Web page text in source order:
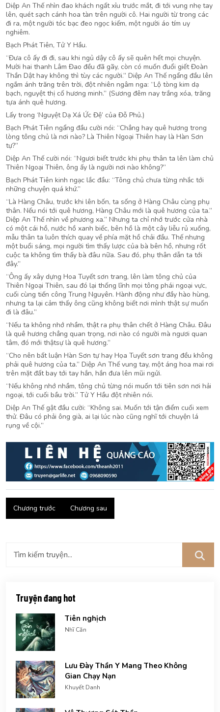
Diệp An Thế nhìn đao khách ngất xỉu trước mắt, đi tới vung nhẹ tay
lên, quét sạch cánh hoa tàn trên người cô. Hai người từ trong các
đi ra, một người tóc bạc đeo ngọc kiếm, một người áo tím uy
nghiêm.
Bạch Phát Tiên, Tử Y Hầu.
“Đưa cô ấy đi đi, sau khi ngủ dậy cô ấy sẽ quên hết mọi chuyện.
Mười hai thanh Lâm Đao đều đã gãy, còn có muốn đuổi giết Đoàn
Thần Dật hay không thì tùy các người.” Diệp An Thế ngẩng đầu lên
ngắm ánh trăng trên trời, đột nhiên ngâm nga: “Lộ tòng kim dạ
bạch, nguyệt thị cố hương minh.” (Sương đêm nay trắng xóa, trăng
tựa ánh quê hương.
Lấy trong ‘Nguyệt Dạ Xá Ức Đệ’ của Đỗ Phủ.)
Bạch Phát Tiên ngẩng đầu cười nói: “Chẳng hay quê hương trong
lòng tông chủ là nơi nào? Là Thiên Ngoại Thiên hay là Hàn Sơn
tự?”
Diệp An Thế cười nói: “Ngươi biết trước khi phụ thân ta lên làm chủ
Thiên Ngoại Thiên, ông ấy là người nơi nào không?”
Bạch Phát Tiên kinh ngạc lắc đầu: “Tông chủ chưa từng nhắc tới
những chuyện quá khứ.”
“Là Hàng Châu, trước khi lên bốn, ta sống ở Hàng Châu cùng phụ
thân. Nếu nói tới quê hương, Hàng Châu mới là quê hương của ta.”
Diệp An Thế nhìn về phương xa.” Nhưng ta chỉ nhớ trước cửa nhà
có một cái hồ, nước hồ xanh biếc, bên hồ là một cây liễu rủ xuống,
mẫu thân ta luôn thích quay về phía mặt hồ chải đầu. Thế nhưng
một buổi sáng, mọi người tìm thấy lược của bà bên hồ, nhưng rốt
cuộc ta không tìm thấy bà đâu nữa. Sau đó, phụ thân dẫn ta tới
đây.”
“Ông ấy xây dựng Hoa Tuyết sơn trang, lên làm tông chủ của
Thiên Ngoại Thiên, sau đó lại thống lĩnh mọi tông phái ngoại vực,
cuối cùng tiến công Trung Nguyên. Hành động như đầy hào hùng,
nhưng ta lại cảm thấy ông cũng không biết nơi mình thật sự muốn
đi là đâu.”
“Nếu ta không nhớ nhầm, thật ra phụ thân chết ở Hàng Châu. Đâu
là quê hương chẳng quan trọng, nơi nào có người mà ngươi quan
tâm, đó mới thậtsự là quê hương.”
“Cho nên bất luận Hàn Sơn tự hay Họa Tuyết sơn trang đều không
phải quê hương của ta.” Diệp An Thế vung tay, một áng hoa mai rơi
trên mặt đất bay tới tay hắn, hắn đưa lên mũi ngửi.
“Nếu không nhớ nhầm, tông chủ từng nói muốn tới tiên sơn nơi hải
ngoại, tới cuối bầu trời.” Tử Y Hầu đột nhiên nói.
Diệp An Thế gật đầu cười: “Không sai. Muốn tới tận điểm cuối xem
thử. Đâu có phải ông già, ai lại lúc nào cũng nghĩ tới chuyện lá
rụng về cội.”
Chương trước Chương sau
Truyện đang hot
Tiên nghịch
Nhĩ Căn
Lưu Đày Thần Y Mang Theo Không
Gian Chạy Nạn
Khuyết Danh